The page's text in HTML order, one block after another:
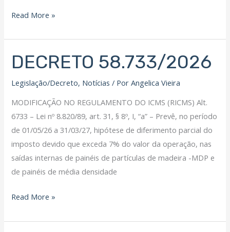
Read More »
DECRETO 58.733/2026
Legislação/Decreto, Notícias / PorAngelica Vieira
MODIFICAÇÃO NO REGULAMENTO DO ICMS (RICMS) Alt.
6733 – Lei nº 8.820/89, art. 31, § 8º, I, “a” – Prevê, no período
de 01/05/26 a 31/03/27, hipótese de diferimento parcial do
imposto devido que exceda 7% do valor da operação, nas
saídas internas de painéis de partículas de madeira -MDP e
de painéis de média densidade
DECRETO
58.733/2026
Read More »